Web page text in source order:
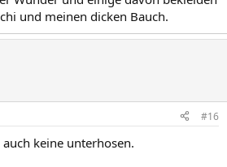
und meinen dicken Bauch.
#16
keine unterhosen.